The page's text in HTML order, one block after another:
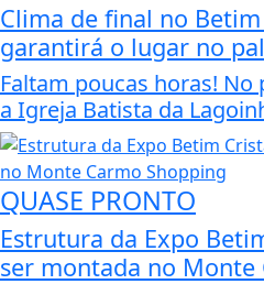
Clima de final no
garantirá o lugar no
Faltam poucas horas! No
a Igreja Batista da
QUASE PRONTO
Estrutura da Expo
ser montada no Monte